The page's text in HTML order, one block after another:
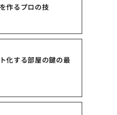
作るプロの技
化する部屋の鍵の最